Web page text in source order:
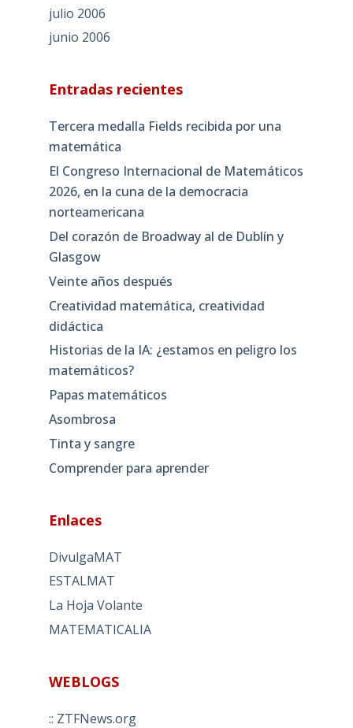
julio 2006
junio 2006
Entradas recientes
Tercera medalla Fields recibida por una
matemática
El Congreso Internacional de Matemáticos
2026, en la cuna de la democracia
norteamericana
Del corazón de Broadway al de Dublín y
Glasgow
Veinte años después
Creatividad matemática, creatividad
didáctica
Historias de la IA: ¿estamos en peligro los
matemáticos?
Papas matemáticos
Asombrosa
Tinta y sangre
Comprender para aprender
Enlaces
DivulgaMAT
ESTALMAT
La Hoja Volante
MATEMATICALIA
WEBLOGS
:: ZTFNews.org